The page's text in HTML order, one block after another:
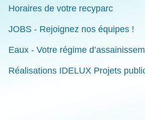
Horaires de votre recyparc
JOBS - Rejoignez nos équipes !
Eaux - Votre régime
Réalisations IDELUX Projets